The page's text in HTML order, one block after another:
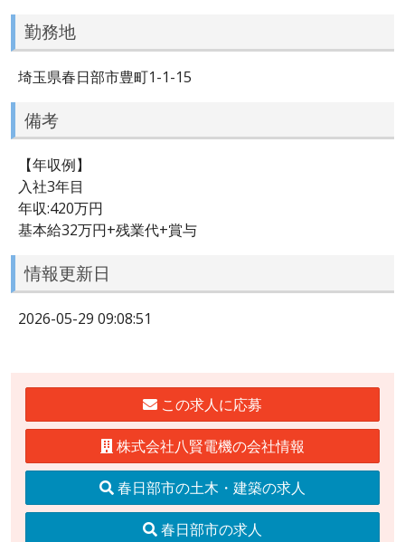
勤務地
埼玉県春日部市豊町1-1-15
備考
【年収例】
入社3年目
年収:420万円
基本給32万円+残業代+賞与
情報更新日
2026-05-29 09:08:51
この求人に応募
株式会社八賢電機の会社情報
春日部市の土木・建築の求人
春日部市の求人